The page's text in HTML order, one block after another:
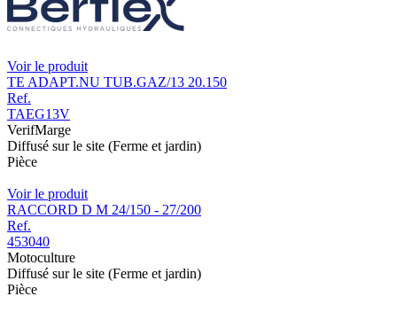
Voir le produit
TE ADAPT.NU TUB.GAZ/13 20.150
Ref.
TAEG13V
VerifMarge
Diffusé sur le site (Ferme et jardin)
Pièce
Voir le produit
RACCORD D M 24/150 - 27/200
Ref.
453040
Motoculture
Diffusé sur le site (Ferme et jardin)
Pièce